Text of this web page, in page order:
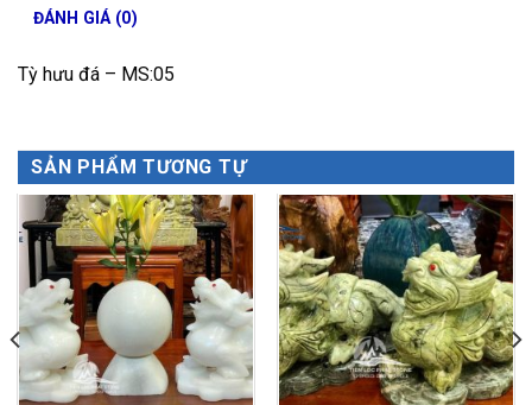
ĐÁNH GIÁ (0)
Tỳ hưu đá – MS:05
SẢN PHẨM TƯƠNG TỰ